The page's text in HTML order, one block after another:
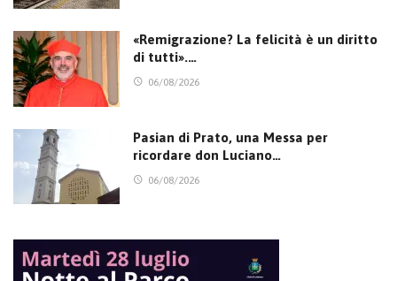
«Remigrazione? La felicità è un diritto
di tutti».…
06/08/2026
Pasian di Prato, una Messa per
ricordare don Luciano…
06/08/2026